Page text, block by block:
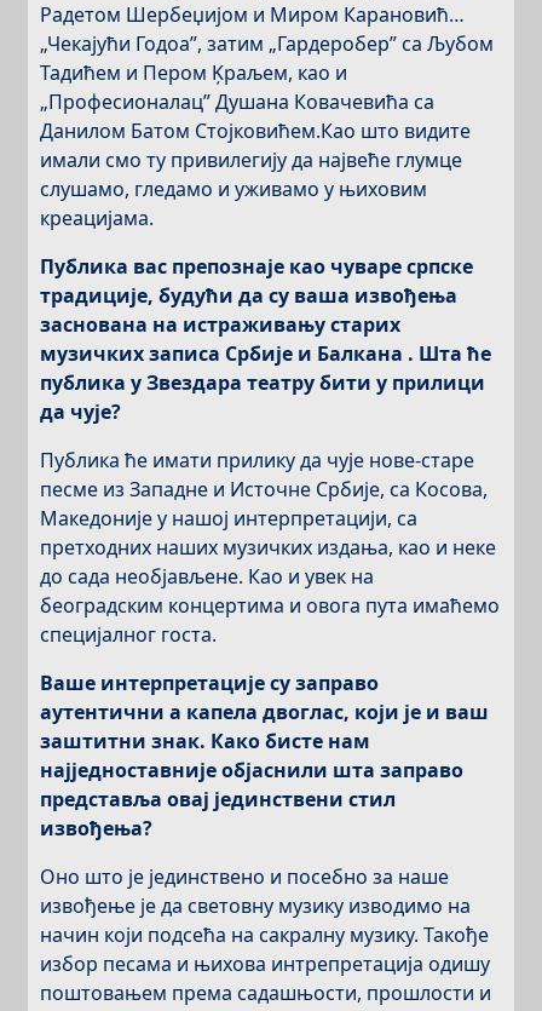
Радетом Шербеџијом и Миром Карановић…
„Чекајући Годоа”, затим „Гардеробер” са Љубом
Тадићем и Пером Ķраљем, као и
„Професионалац” Душана Ковачевића са
Данилом Батом Стојковићем.Као што видите
имали смо ту привилегију да највеће глумце
слушамо, гледамо и уживамо у њиховим
креацијама.
Публика вас препознаје као чуваре српске
традиције, будући да су ваша извођења
заснована на истраживању старих
музичких записа Србије и Балкана . Шта ће
публика у Звездара театру бити у прилици
да чује?
Публика ће имати прилику да чује нове-старе
песме из Западне и Источне Србије, са Косова,
Македоније у нашој интерпретацији, са
претходних наших музичких издања, као и неке
до сада необјављене. Као и увек на
београдским концертима и овога пута имаћемо
специјалног госта.
Ваше интерпретације су заправо
аутентични а капела двоглас, који је и ваш
заштитни знак. Како бисте нам
најједноставније објаснили шта заправо
представља овај јединствени стил
извођења?
Оно што је јединствено и посебно за наше
извођење је да световну музику изводимо на
начин који подсећа на сакралну музику. Такође
избор песама и њихова интрепретација одишу
поштовањем према садашњости, прошлости и